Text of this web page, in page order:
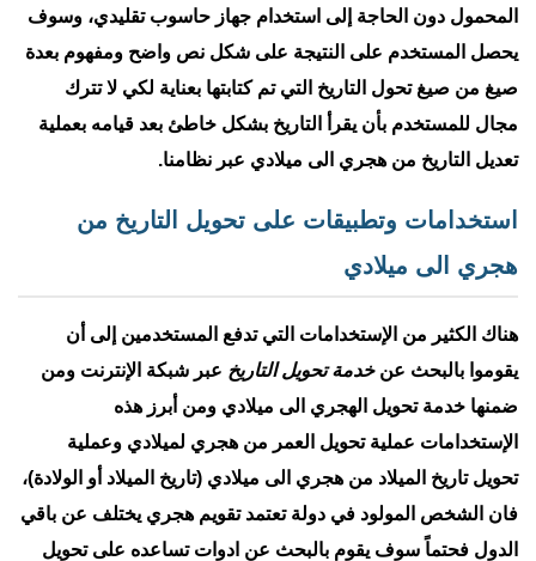
المحمول دون الحاجة إلى استخدام جهاز حاسوب تقليدي، وسوف
يحصل المستخدم على النتيجة على شكل نص واضح ومفهوم بعدة
صيغ من صيغ تحول التاريخ التي تم كتابتها بعناية لكي لا تترك
مجال للمستخدم بأن يقرأ التاريخ بشكل خاطئ بعد قيامه بعملية
تعديل التاريخ من هجري الى ميلادي عبر نظامنا.
استخدامات وتطبيقات على تحويل التاريخ من
هجري الى ميلادي
هناك الكثير من الإستخدامات التي تدفع المستخدمين إلى أن
يقوموا بالبحث عنخدمة تحويل التاريخ عبر شبكة الإنترنت ومن
ضمنها خدمة تحويل الهجري الى ميلادي ومن أبرز هذه
الإستخدامات عملية تحويل العمر من هجري لميلادي وعملية
تحويل تاريخ الميلاد من هجري الى ميلادي (تاريخ الميلاد أو الولادة)،
فان الشخص المولود في دولة تعتمد تقويم هجري يختلف عن باقي
الدول فحتماً سوف يقوم بالبحث عن ادوات تساعده على تحويل